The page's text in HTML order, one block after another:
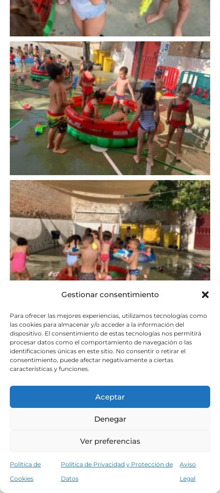
Gestionar consentimiento
Para ofrecer las mejores experiencias, utilizamos tecnologías como
las cookies para almacenar y/o acceder a la información del
dispositivo. El consentimiento de estas tecnologías nos permitirá
procesar datos como el comportamiento de navegación o las
identificaciones únicas en este sitio. No consentir o retirar el
consentimiento, puede afectar negativamente a ciertas
características y funciones.
Aceptar
Denegar
Ver preferencias
Política de
Cookies
Política de Privacidad y Protección de
Datos
Aviso
Legal